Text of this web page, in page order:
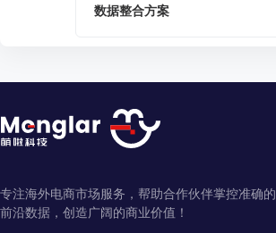
数据整合方案
专注海外电商市场服务，帮助合作伙伴掌控准确的
前沿数据，创造广阔的商业价值！